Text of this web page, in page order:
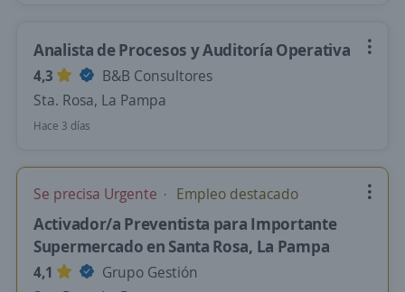
Analista de Procesos y Auditoría Operativa
4,3
B&B Consultores
Sta. Rosa, La Pampa
Hace 3 días
Se precisa Urgente Empleo destacado
Activador/a Preventista para Importante
Supermercado en Santa Rosa, La Pampa
4,1
Grupo Gestión